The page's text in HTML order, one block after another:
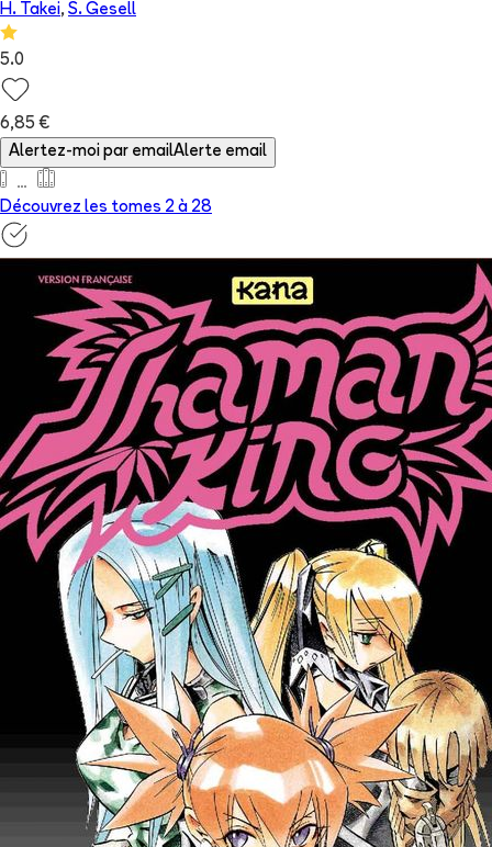
H. Takei, S. Gesell
5.0
6,85 €
Alertez-moi par emailAlerte email
Découvrez les tomes 2 à 28